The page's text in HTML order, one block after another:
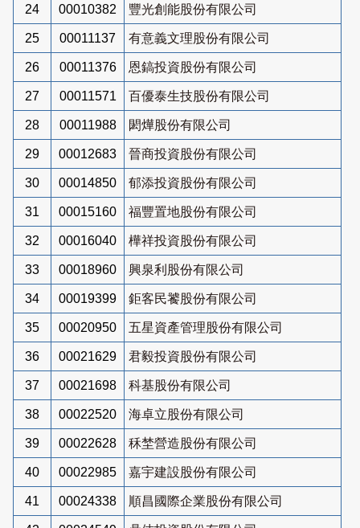
24 00010382 豐光創能股份有限公司
25 00011137 有意義文理股份有限公司
26 00011376 恩鎬投資股份有限公司
27 00011571 百優泰生技股份有限公司
28 00011988 閎燁股份有限公司
29 00012683 晉商投資股份有限公司
30 00014850 郁添投資股份有限公司
31 00015160 福豐置地股份有限公司
32 00016040 樺祥投資股份有限公司
33 00018960 興泉利股份有限公司
34 00019399 鉅客民饕股份有限公司
35 00020950 五星資產管理股份有限公司
36 00021629 君毅投資股份有限公司
37 00021698 科基股份有限公司
38 00022520 海卓立股份有限公司
39 00022628 秝埜營造股份有限公司
40 00022985 嘉宇建設股份有限公司
41 00024338 順昌國際企業股份有限公司